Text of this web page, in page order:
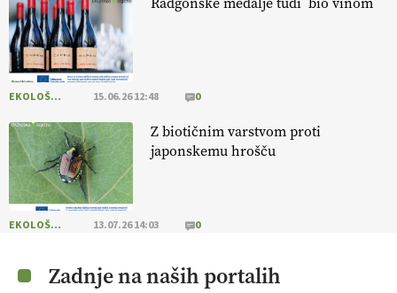
EKOLOŠKO LOGIČNO 15.06.26 12:48 0
Z biotičnim varstvom proti
japonskemu hrošču
EKOLOŠKO LOGIČNO 13.07.26 14:03 0
Zadnje na naših portalih